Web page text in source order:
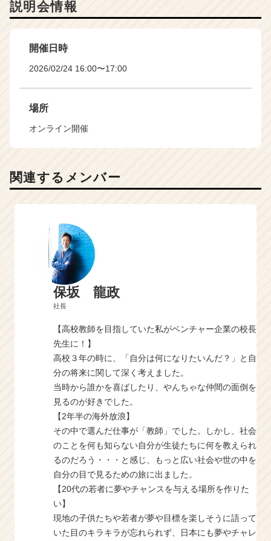
説明会情報
開催日時
2026/02/24 16:00〜17:00
場所
オンライン開催
関連するメンバー
保坂 龍政
社長
【高校教師を目指していた私がベンチャー企業の校長
先生に！】
高校３年の時に、「自分は何になりたいんだ？」と自
分の将来に関して深く考えました。
当時から誰かを喜ばしたり、やんちゃな仲間の面倒を
見るのが好きでした。
【2年半の海外放浪】
その中で選んだ仕事が「教師」でした。しかし、社会
のことを何も知らない自分が生徒たちに何を教えられ
るのだろう・・・と感じ、もっと広い社会や世の中を
自分の目で見るための旅に出ました。
【20代の若者に夢やチャンスを与える場所を作りた
い】
現地の子供たちや若者が夢や目標を楽しそうに語って
いた目のキラキラが忘れられず、日本にも夢やチャレ